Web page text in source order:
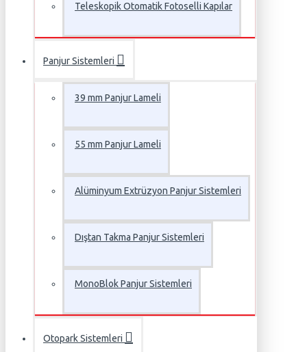
Teleskopik Otomatik Fotoselli Kapılar
Panjur Sistemleri
39 mm Panjur Lameli
55 mm Panjur Lameli
Alüminyum Extrüzyon Panjur Sistemleri
Dıştan Takma Panjur Sistemleri
MonoBlok Panjur Sistemleri
Otopark Sistemleri